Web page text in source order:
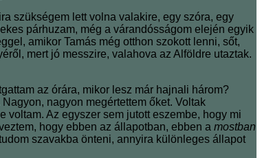
szükségem lett volna valakire, egy szóra, egy
párhuzam, még a várandósságom elején egyik
amikor Tamás még otthon szokott lenni, sőt,
mert jó messzire, valahova az Alföldre utaztak.
az órára, mikor lesz már hajnali három?
nagyon megértettem őket. Voltak
Az egyszer sem jutott eszembe, hogy mi
hogy ebben az állapotban, ebben a mostban
szavakba önteni, annyira különleges állapot